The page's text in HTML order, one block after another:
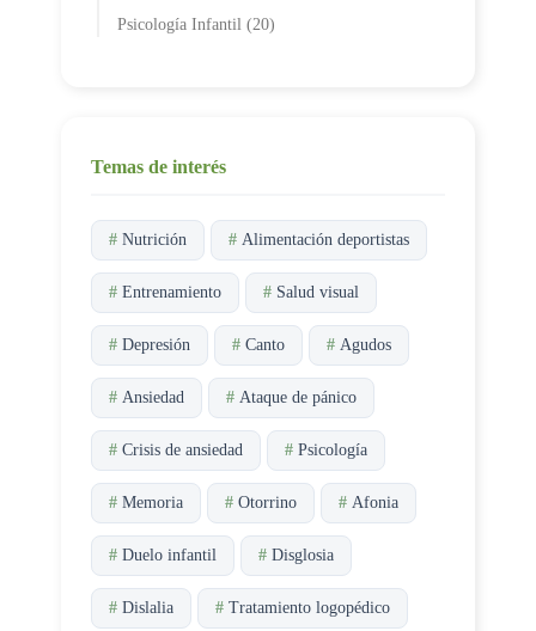
Psicología Infantil (20)
Temas de interés
# Nutrición # Alimentación deportistas
# Entrenamiento # Salud visual
# Depresión # Canto # Agudos
# Ansiedad # Ataque de pánico
# Crisis de ansiedad # Psicología
# Memoria # Otorrino # Afonia
# Duelo infantil # Disglosia
# Dislalia # Tratamiento logopédico